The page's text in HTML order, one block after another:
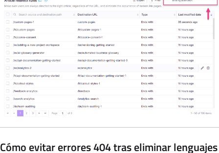
Cómo evitar errores 404 tras eliminar lenguajes